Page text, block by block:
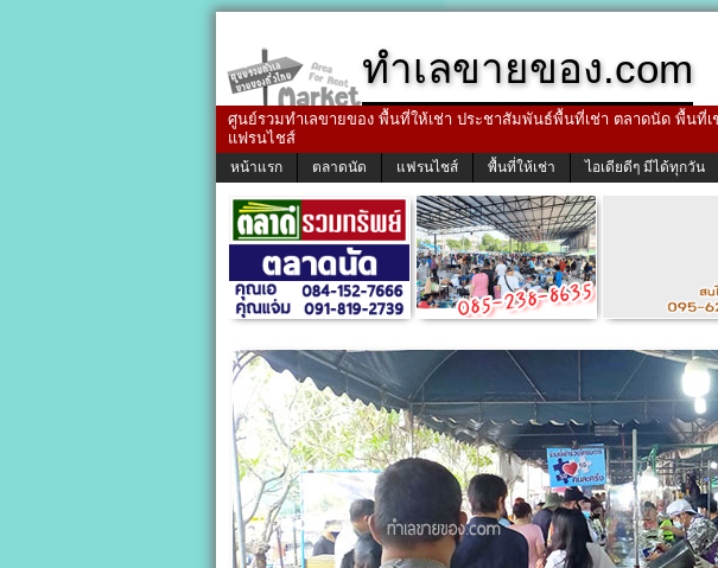
ทำเลขายของ.com
ศูนย์รวมทำเลขายของ พื้นที่ให้เช่า ประชาสัมพันธ์พื้นที่เช่า ตลาดนัด พื้นที่
แฟรนไชส์
หน้าแรก ตลาดนัด แฟรนไชส์ พื้นที่ให้เช่า ไอเดียดีๆ มีได้ทุกวัน